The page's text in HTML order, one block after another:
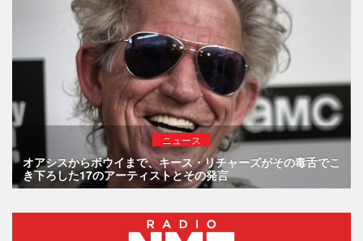
ニュース
オアシスからボウイまで、キース・リチャーズがその毒舌でこ
き下ろした17のアーティストとその発言